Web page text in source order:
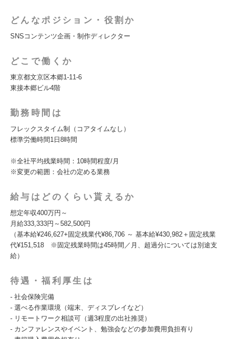
どんなポジション・役割か
SNSコンテンツ企画・制作ディレクター
どこで働くか
東京都文京区本郷1-11-6
東接本郷ビル4階
勤務時間は
フレックスタイム制（コアタイムなし）
標準労働時間1日8時間
※全社平均残業時間：10時間程度/月
※変更の範囲：会社の定める業務
給与はどのくらい貰えるか
想定年収400万円～
月給333,333円～582,500円
（基本給¥246,627+固定残業代¥86,706 ～ 基本給¥430,982＋固定残業
代¥151,518 ※固定残業時間は45時間／月、超過分については別途支
給）
待遇・福利厚生は
- 社会保険完備
- 選べる作業環境（端末、ディスプレイなど）
- リモートワーク相談可（週3程度の出社推奨）
- カンファレンスやイベント、勉強会などの参加費用負担有り